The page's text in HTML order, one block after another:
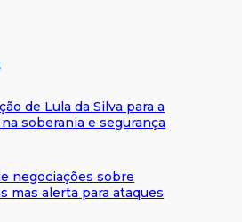
de Lula da Silva para a
soberania e segurança
negociações sobre
mas alerta para ataques